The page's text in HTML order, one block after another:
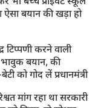
बयान की खड़ा हो
टिप्पणी करने वाली
बयान, की
को गोद लें प्रधानमंत्री
मांग रहा था सरकारी